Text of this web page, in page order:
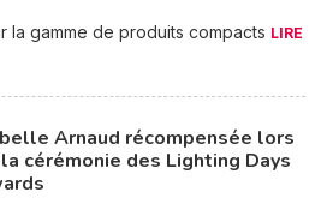
la gamme de produits compacts LIRE
Arnaud récompensée lors
cérémonie des Lighting Days